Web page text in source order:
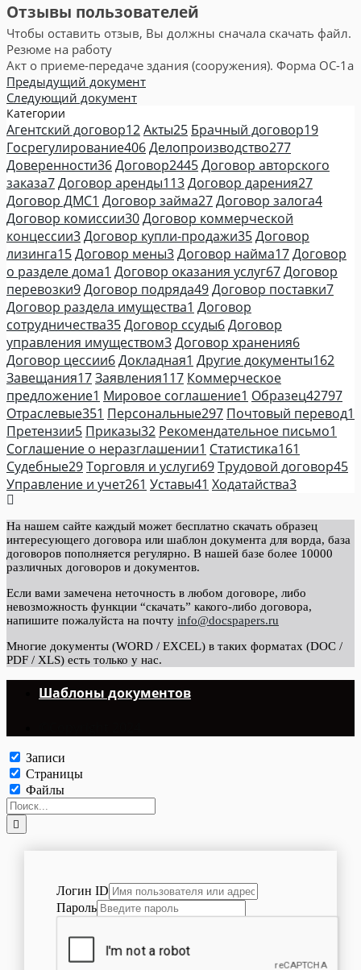
Отзывы пользователей
Чтобы оставить отзыв, Вы должны сначала скачать файл.
Резюме на работу
Акт о приеме-передаче здания (сооружения). Форма ОС-1а
Предыдущий документ
Следующий документ
Категории
Агентский договор12Акты25 Брачный договор19
Госрегулирование406Делопроизводство277
Доверенности36Договор2445Договор авторского
заказа7Договор аренды113Договор дарения27
Договор ДМС1 Договор займа27Договор залога4
Договор комиссии30Договор коммерческой
концессии3Договор купли-продажи35Договор
лизинга15Договор мены3Договор найма17Договор
о разделе дома1 Договор оказания услуг67Договор
перевозки9Договор подряда49Договор поставки7
Договор раздела имущества1 Договор
сотрудничества35Договор ссуды6Договор
управления имуществом3Договор хранения6
Договор цессии6Докладная1 Другие документы162
Завещания17Заявления117 Коммерческое
предложение1 Мировое соглашение1 Образец42797
Отраслевые351 Персональные297 Почтовый перевод1
Претензии5 Приказы32 Рекомендательное письмо1
Соглашение о неразглашении1 Статистика161
Судебные29Торговля и услуги69Трудовой договор45
Управление и учет261 Уставы41 Ходатайства3
На нашем сайте каждый может бесплатно скачать образец
интересующего договора или шаблон документа для ворда, база
договоров пополняется регулярно. В нашей базе более 10000
различных договоров и документов.
Если вами замечена неточность в любом договоре, либо
невозможность функции “скачать” какого-либо договора,
напишите пожалуйста на почту info@docspapers.ru
Многие документы (WORD / EXCEL) в таких форматах (DOC /
PDF / XLS) есть только у нас.
Шаблоны документов
Записи
Страницы
Файлы
Логин ID
Пароль